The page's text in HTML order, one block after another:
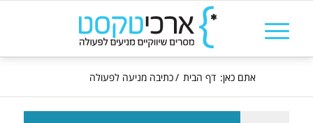
אתם כאן: דף הבית /כתיבה מניעה לפעולה